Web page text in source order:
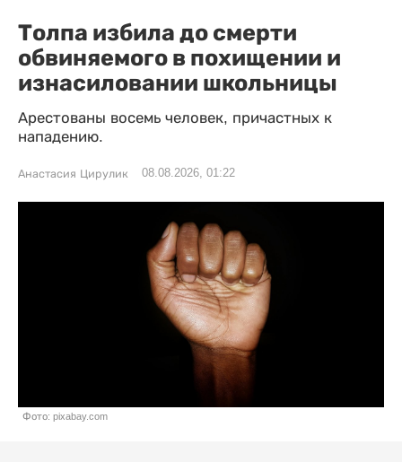
Толпа избила до смерти
обвиняемого в похищении и
изнасиловании школьницы
Арестованы восемь человек, причастных к
нападению.
Анастасия Цирулик 08.08.2026, 01:22
Фото: pixabay.com